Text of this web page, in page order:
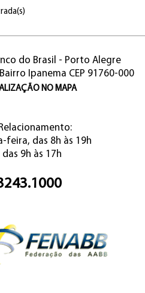
do Brasil - Porto Alegre
Ipanema CEP 91760-000
NO MAPA
feira, das 8h às 19h
9h às 17h